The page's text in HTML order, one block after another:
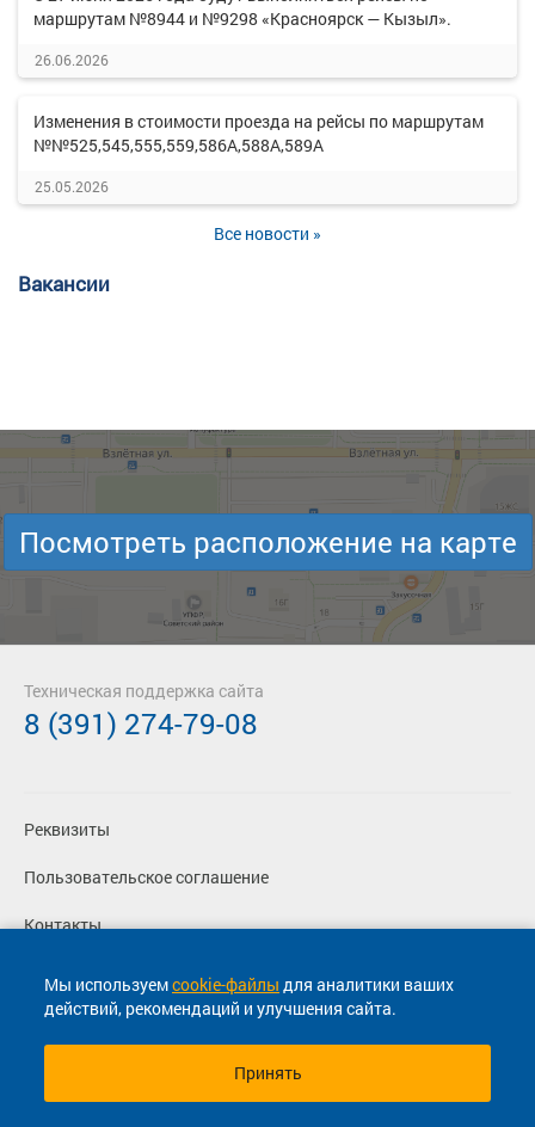
маршрутам №8944 и №9298 «Красноярск — Кызыл».
26.06.2026
Изменения в стоимости проезда на рейсы по маршрутам
№№525,545,555,559,586А,588А,589А
25.05.2026
Все новости »
Вакансии
Мы используемcookie-файлы для аналитики ваших
действий, рекомендаций и улучшения сайта.
Принять
Посмотреть расположение на карте
Реквизиты
Пользовательское соглашение
Контакты
Политика конфиденциальности
Перевозчикам
Техническая поддержка сайта
8 (391) 274-79-08
© 2013-2026, ООО "Капитал"- Онлайн сервис продажи